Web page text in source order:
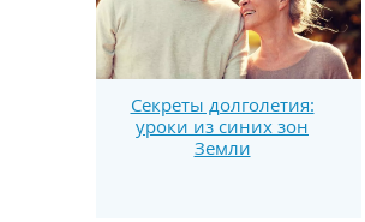
Секреты долголетия:
уроки из синих зон
Земли